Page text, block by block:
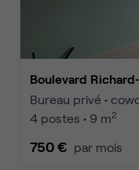
Boulevard
Bureau privé •
4 postes • 9 m2
750 € par mois